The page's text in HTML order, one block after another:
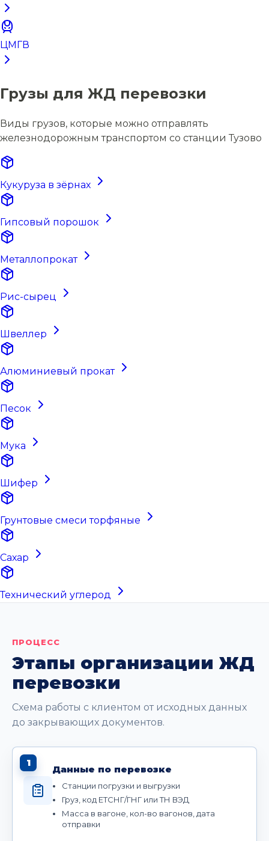
ЦМГВ
Грузы для ЖД перевозки
Виды грузов, которые можно отправлять
железнодорожным транспортом со станции Тузово
Кукуруза в зёрнах
Гипсовый порошок
Металлопрокат
Рис-сырец
Швеллер
Алюминиевый прокат
Песок
Мука
Шифер
Грунтовые смеси торфяные
Сахар
Технический углерод
ПРОЦЕСС
Этапы организации ЖД
перевозки
Схема работы с клиентом от исходных данных
до закрывающих документов.
1
Данные по перевозке
Станции погрузки и выгрузки
Груз, код ЕТСНГ/ГНГ или ТН ВЭД
Масса в вагоне, кол-во вагонов, дата
отправки